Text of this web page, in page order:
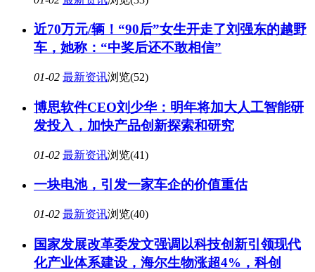
近70万元/辆！“90后”女生开走了刘强东的越野
车，她称：“中奖后还不敢相信”
01-02 最新资讯浏览(52)
博思软件CEO刘少华：明年将加大人工智能研
发投入，加快产品创新探索和研究
01-02 最新资讯浏览(41)
一块电池，引发一家车企的价值重估
01-02 最新资讯浏览(40)
国家发展改革委发文强调以科技创新引领现代
化产业体系建设，海尔生物涨超4%，科创